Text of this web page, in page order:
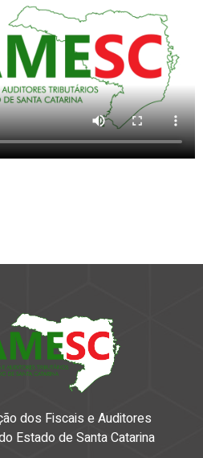
dos Fiscais e Auditores
Estado de Santa Catarina